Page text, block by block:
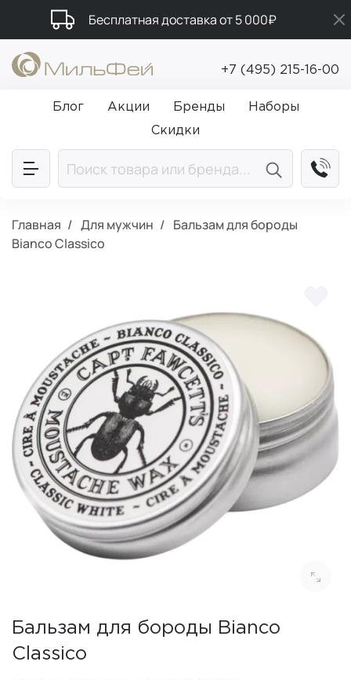
Бесплатная доставка от 5 000₽
Подарки в каждый заказ от 5 000₽
Промокод ПРИВЕТ
+7 (495) 215-16-00
Блог Акции Бренды
Наборы
Скидки
Главная Для мужчин
Бальзам для бороды
Bianco Classico
Бальзам для бороды Bianco
Classico